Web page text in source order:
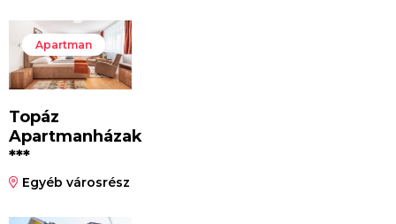
Apartman
Topáz
Apartmanházak
***
Egyéb városrész